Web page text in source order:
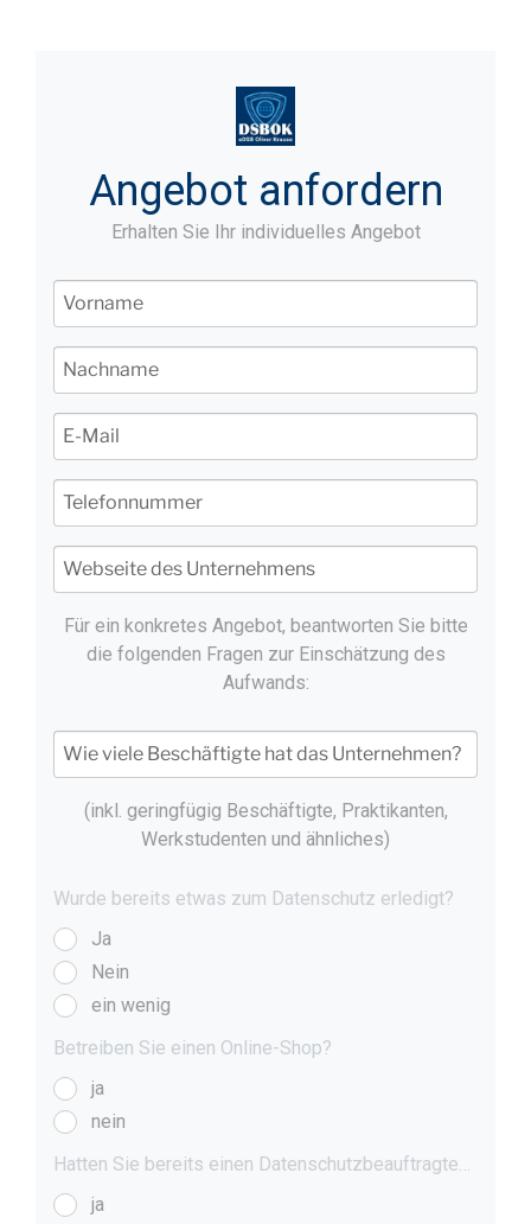
Angebot anfordern
Erhalten Sie Ihr individuelles Angebot
Für ein konkretes Angebot, beantworten Sie bitte
die folgenden Fragen zur Einschätzung des
Aufwands:
(inkl. geringfügig Beschäftigte, Praktikanten,
Werkstudenten und ähnliches)
Wurde bereits etwas zum Datenschutz erledigt?
Ja
Nein
ein wenig
Betreiben Sie einen Online-Shop?
ja
nein
ja